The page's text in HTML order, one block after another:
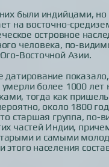
были индийцами,
на восточно-
островное
человека, по-
Восточной Азии.
датирование
более 1000 лет
тогда как
около 1800
старшая группа, по-
частей Индии,
и самыми
этого населения